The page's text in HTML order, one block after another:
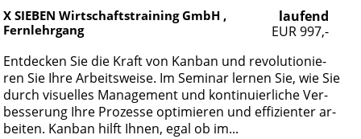
laufend
EUR 997,-
X SIEBEN Wirtschaftstraining GmbH ,
Fernlehrgang
Ent­de­cken Sie die Kraft von Kan­ban und re­vo­lu­tio­nie­
ren Sie Ih­re Ar­beits­wei­se. Im Se­mi­nar ler­nen Sie, wie Sie
durch vi­su­el­les Ma­nage­ment und kon­ti­nu­ier­li­che Ver­
bes­se­rung Ih­re Pro­zes­se op­ti­mie­ren und ef­fi­zi­en­ter ar­
bei­ten. Kan­ban hilft Ih­nen, egal ob im...